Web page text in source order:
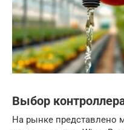
Выбор
На рынке представлено